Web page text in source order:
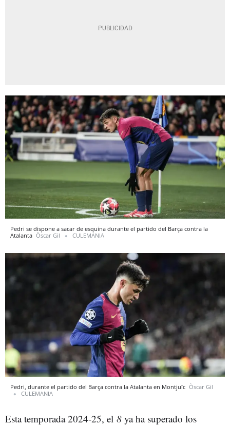
Pedri se dispone a sacar de esquina durante el partido del Barça contra la
Atalanta Òscar Gil CULEMANIA
Pedri, durante el partido del Barça contra la Atalanta en Montjuïc Òscar Gil
CULEMANIA
Esta temporada 2024-25, el 8 ya ha superado los